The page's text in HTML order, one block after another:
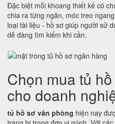
Đặc biệt mỗi khoang thiết kế có
chia ra từng ngăn, móc treo
loại tài liệu - hồ sơ giúp người sử
dễ dàng tìm kiếm khi cần.
Chọn mua tủ
cho doanh
tủ hồ sơ văn phòng hiện nay